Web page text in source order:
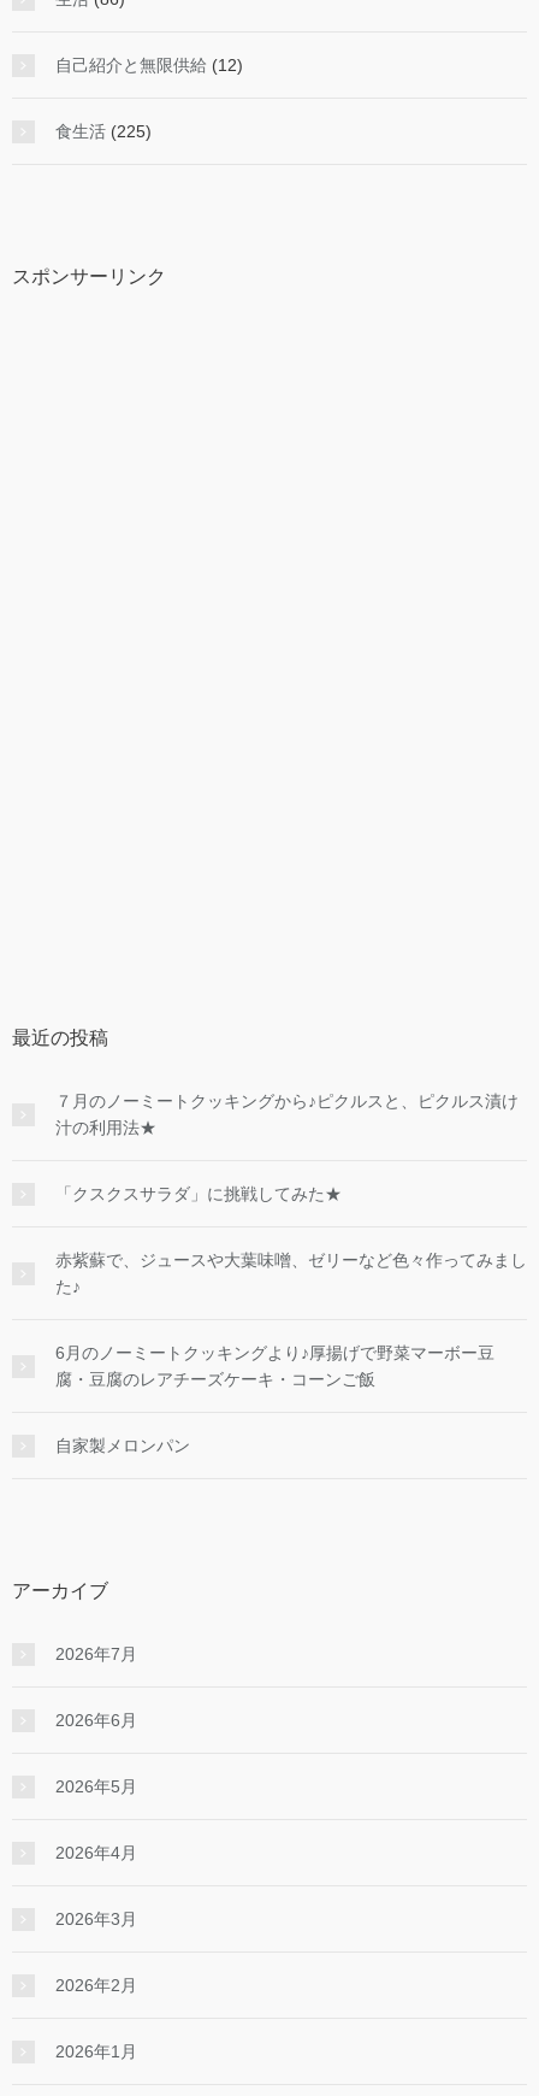
自己紹介と無限供給 (12)
食生活 (225)
スポンサーリンク
最近の投稿
７月のノーミートクッキングから♪ピクルスと、ピクルス漬け
汁の利用法★
「クスクスサラダ」に挑戦してみた★
赤紫蘇で、ジュースや大葉味噌、ゼリーなど色々作ってみまし
た♪
6月のノーミートクッキングより♪厚揚げで野菜マーボー豆
腐・豆腐のレアチーズケーキ・コーンご飯
自家製メロンパン
アーカイブ
2026年7月
2026年6月
2026年5月
2026年4月
2026年3月
2026年2月
2026年1月